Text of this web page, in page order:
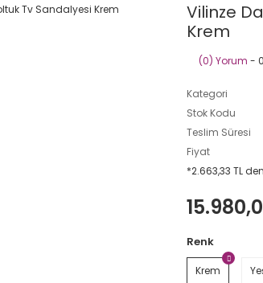
Vilinze
Krem
(0) Yorum -
Kategori
Stok Kodu
Teslim Süresi
Fiyat
*2.663,33 TL
Renk
Krem